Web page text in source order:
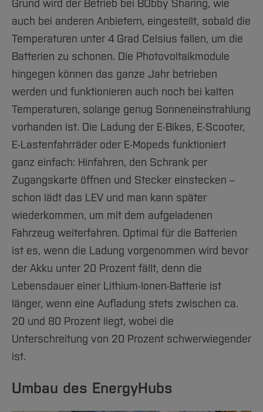
Grund wird der Betrieb bei BObby Sharing, wie
auch bei anderen Anbietern, eingestellt, sobald die
Temperaturen unter 4 Grad Celsius fallen, um die
Batterien zu schonen. Die Photovoltaikmodule
hingegen können das ganze Jahr betrieben
werden und funktionieren auch noch bei kalten
Temperaturen, solange genug Sonneneinstrahlung
vorhanden ist. Die Ladung der E-Bikes, E-Scooter,
E-Lastenfahrräder oder E-Mopeds funktioniert
ganz einfach: Hinfahren, den Schrank per
Zugangskarte öffnen und Stecker einstecken –
schon lädt das LEV und man kann später
wiederkommen, um mit dem aufgeladenen
Fahrzeug weiterfahren. Optimal für die Batterien
ist es, wenn die Ladung vorgenommen wird bevor
der Akku unter 20 Prozent fällt, denn die
Lebensdauer einer Lithium-Ionen-Batterie ist
länger, wenn eine Aufladung stets zwischen ca.
20 und 80 Prozent liegt, wobei die
Unterschreitung von 20 Prozent schwerwiegender
ist.
Umbau des EnergyHubs